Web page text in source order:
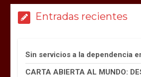
Entradas recientes
Sin servicios a la dependencia
CARTA ABIERTA AL MUNDO: